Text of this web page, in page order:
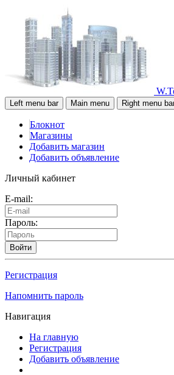
Left menu bar Main menu Right menu
Блокнот
Магазины
Добавить магазин
Добавить объявление
Личный кабинет
E-mail:
Пароль:
Войти
Регистрация
Напомнить пароль
Навигация
На главную
Регистрация
Добавить объявление